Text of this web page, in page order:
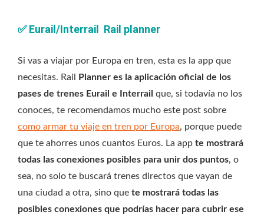
✅Eurail/Interrail Rail planner
Si vas a viajar por Europa en tren, esta es la app que
necesitas. Rail
Planner es la aplicación oficial de los
pases de trenes Eurail e Interrail que, si todavía no los
conoces, te recomendamos mucho este post sobre
como armar tu viaje en tren por Europa, porque puede
que te ahorres unos cuantos Euros. La app te mostrará
todas las conexiones posibles para unir dos puntos, o
sea, no solo te buscará trenes directos que vayan de
una ciudad a otra, sino que te mostrará todas las
posibles conexiones que podrías hacer para cubrir ese